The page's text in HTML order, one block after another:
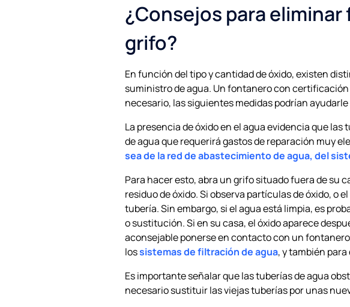
¿Consejos para
grifo?
En función del tipo y cantidad de óxido, existen
suministro de agua. Un fontanero con
necesario, las siguientes medidas podrían
La presencia de óxido en el agua evidencia que
de agua que requerirá gastos de reparación muy
sea de la red de abastecimiento de agua, del
Para hacer esto, abra un grifo situado fuera de su
residuo de óxido. Si observa partículas de óxido, o
tubería. Sin embargo, si el agua está limpia, es
o sustitución. Si en su casa, el óxido aparece
aconsejable ponerse en contacto con un
lossistemas de filtración de agua, y también
Es importante señalar que las tuberías de agua
necesario sustituir las viejas tuberías por unas